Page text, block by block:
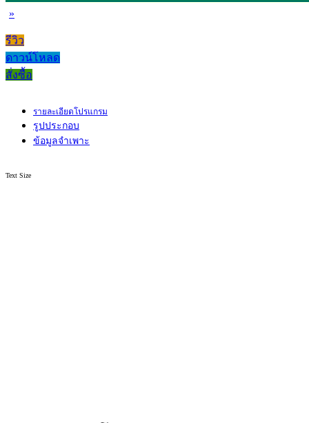
»
รีวิว
ดาวน์โหลด
สั่งซื้อ
รายละเอียดโปรแกรม
รูปประกอบ
ข้อมูลจำเพาะ
Text Size